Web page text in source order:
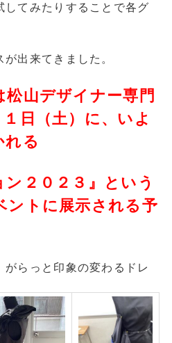
してみたりすることで各グ
出来てきました。
山デザイナー専門
日（土）に、いよ
れる
ン２０２３』という
ントに展示される予
らっと印象の変わるドレ